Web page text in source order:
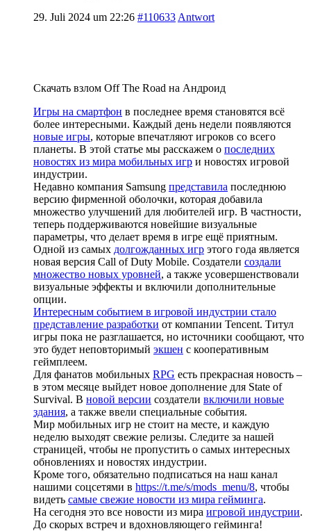
29. Juli 2024 um 22:26 #110633 Antwort
Скачать взлом Off The Road на Андроид
Игры на смартфон в последнее время становятся всё
более интересными. Каждый день недели появляются
новые игры, которые впечатляют игроков со всего
планеты. В этой статье мы расскажем о последних
новостях из мира мобильных игр и новостях игровой
индустрии.
Недавно компания Samsung представила последнюю
версию фирменной оболочки, которая добавила
множество улучшений для любителей игр. В частности,
теперь поддерживаются новейшие визуальные
параметры, что делает время в игре ещё приятным.
Одной из самых долгожданных игр этого года является
новая версия Call of Duty Mobile. Создатели создали
множество новых уровней, а также усовершенствовали
визуальные эффекты и включили дополнительные
опции.
Интересным событием в игровой индустрии стало
представление разработки от компании Tencent. Титул
игры пока не разглашается, но источники сообщают, что
это будет неповторимый экшен с кооперативным
геймплеем.
Для фанатов мобильных RPG есть прекрасная новость –
в этом месяце выйдет новое дополнение для State of
Survival. В новой версии создатели включили новые
здания, а также ввели специальные события.
Мир мобильных игр не стоит на месте, и каждую
неделю выходят свежие релизы. Следите за нашей
страницей, чтобы не пропустить о самых интересных
обновлениях и новостях индустрии.
Кроме того, обязательно подписаться на наш канал
нашими соцсетями в https://t.me/s/mods_menu/8, чтобы
видеть самые свежие новости из мира гейминга.
На сегодня это все новости из мира игровой индустрии.
До скорых встреч и вдохновляющего гейминга!